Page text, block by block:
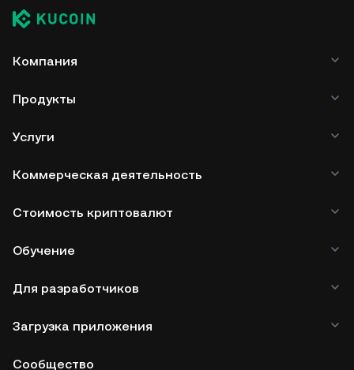
Компания
Продукты
Услуги
Коммерческая деятельность
Стоимость криптовалют
Обучение
Для разработчиков
Загрузка приложения
Сообщество